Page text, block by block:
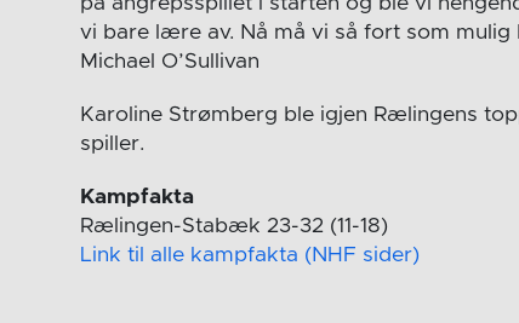
vi bare lære av. Nå må vi så fort som
Michael O’Sullivan
Karoline Strømberg ble igjen Rælingens
spiller.
Kampfakta
Rælingen-Stabæk 23-32 (11-18)
Link til alle kampfakta (NHF sider)